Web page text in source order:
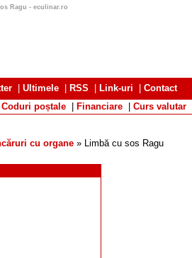
Ragu - eculinar.ro
Ultimele RSS Link-uri
Contact
Coduri poștale Financiare Curs valutar
cu organe » Limbă cu sos Ragu